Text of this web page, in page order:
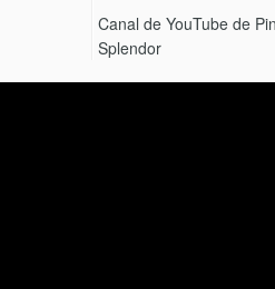
Canal de YouTube de
Splendor